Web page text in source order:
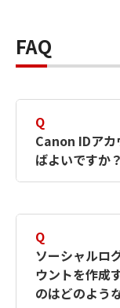
FAQ
Q
Canon IDアカ
ばよいですか？
す。詳し
何ですか
ださい。
Q
ソーシャルロ
ウントを作成
のはどのよう